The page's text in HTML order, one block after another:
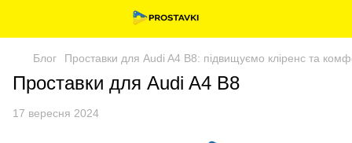
Блог Проставки для Audi A4 B8: підвищуємо кліренс та
Проставки для Audi A4 B8
17 вересня 2024